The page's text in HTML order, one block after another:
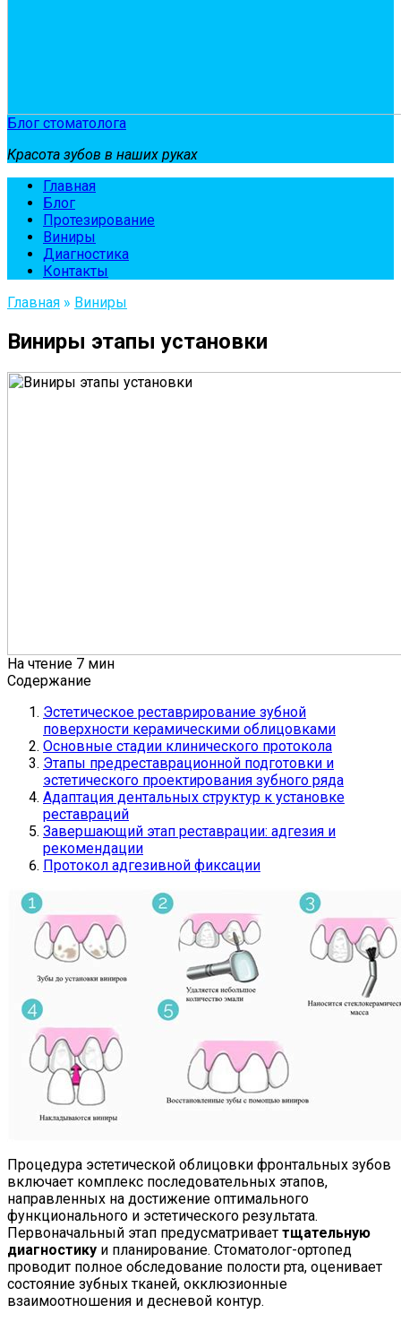
Блог стоматолога
Красота зубов в наших руках
Главная
Блог
Протезирование
Виниры
Диагностика
Контакты
Главная » Виниры
Виниры этапы установки
На чтение 7 мин
Содержание
Эстетическое реставрирование зубной
поверхности керамическими облицовками
Основные стадии клинического протокола
Этапы предреставрационной подготовки и
эстетического проектирования зубного ряда
Адаптация дентальных структур к установке
реставраций
Завершающий этап реставрации: адгезия и
рекомендации
Протокол адгезивной фиксации
Процедура эстетической облицовки фронтальных зубов
включает комплекс последовательных этапов,
направленных на достижение оптимального
функционального и эстетического результата.
Первоначальный этап предусматривает тщательную
диагностику и планирование. Стоматолог-ортопед
проводит полное обследование полости рта, оценивает
состояние зубных тканей, окклюзионные
взаимоотношения и десневой контур.